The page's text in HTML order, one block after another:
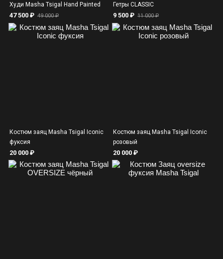
Худи Masha Tsigal Hand Painted
47 500 ₽ 49 000 ₽
Гетры CLASSIC
9 500 ₽ 11 000 ₽
Костюм заяц Masha Tsigal Iconic
фуксия
20 000 ₽
Костюм заяц Masha Tsigal Iconic
розовый
20 000 ₽